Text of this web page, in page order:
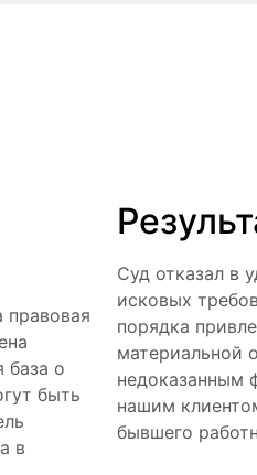
база о
быть
в
Суд отказал в
исковых
порядка
материальной
недоказанным
нашим
бывшего